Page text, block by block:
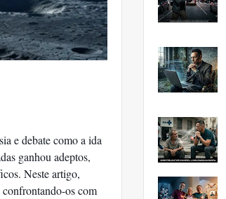
e debate como a ida
ganhou adeptos,
Neste artigo,
confrontando-os com